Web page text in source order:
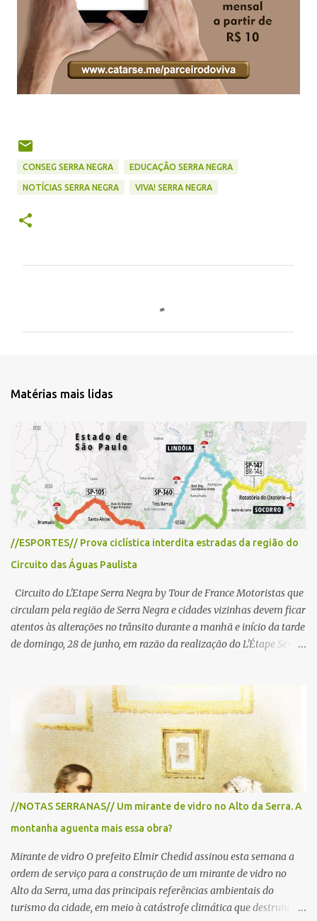
CONSEG SERRA NEGRA EDUCAÇÃO SERRA NEGRA
NOTÍCIAS SERRA NEGRA VIVA! SERRA NEGRA
t
i
o
s
Matérias mais lidas
//ESPORTES// Prova ciclística interdita estradas da região do
Circuito das Águas Paulista
Circuito do L'Etape Serra Negra by Tour de France Motoristas que
circulam pela região de Serra Negra e cidades vizinhas devem ficar
atentos às alterações no trânsito durante a manhã e início da tarde
de domingo, 28 de junho, em razão da realização do L'Étape Serra
reunirá atletas de diferentes regiões do país e terá percursos
passando pelos municípios de Serra Negra, Amparo, Monte Alegre
do Sul, Lindoia e Socorro. Para garantir a segurança dos
participantes e do público, diversos trechos de rodovias e estradas
da região serão interditados temporariamente ao longo da prova.
A largada será na Rua Coronel Pedro Penteado, em Serra Negra,
para cerca de 2.000 ciclistas, às 6h30. De acordo com o
cronograma da organização e de todas as prefeituras envolvidas,
as interdições ocorrerão de forma programada e os trechos serão
//NOTAS SERRANAS// Um mirante de vidro no Alto da Serra. A
montanha aguenta mais essa obra?
Mirante de vidro O prefeito Elmir Chedid assinou esta semana a
ordem de serviço para a construção de um mirante de vidro no
Alto da Serra, uma das principais referências ambientais do
turismo da cidade, em meio à catástrofe climática que destruiu o